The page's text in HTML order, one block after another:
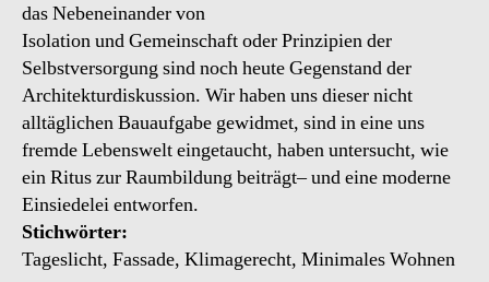
das Nebeneinander von
Isolation und Gemeinschaft oder Prinzipien der
Selbstversorgung sind noch heute Gegenstand der
Architekturdiskussion. Wir haben uns dieser nicht
alltäglichen Bauaufgabe gewidmet, sind in eine uns
fremde Lebenswelt eingetaucht, haben untersucht, wie
ein Ritus zur Raumbildung beiträgt– und eine moderne
Einsiedelei entworfen.
Stichwörter:
Tageslicht, Fassade, Klimagerecht, Minimales Wohnen